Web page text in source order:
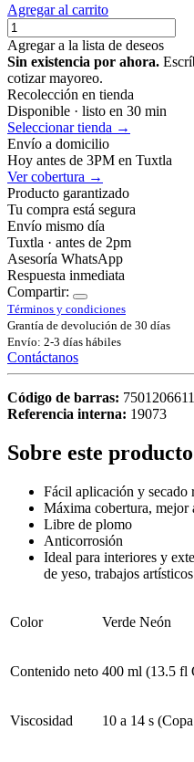
Agregar al carrito
Agregar a la lista de deseos
Sin existencia por ahora.
cotizar mayoreo.
Recolección en tienda
Disponible · listo en 30 min
Seleccionar tienda →
Envío a domicilio
Hoy antes de 3PM en Tuxtla
Ver cobertura →
Producto garantizado
Tu compra está segura
Envío mismo día
Tuxtla · antes de 2pm
Asesoría WhatsApp
Respuesta inmediata
Compartir:
Términos y condiciones
Grantía de devolución de 30 días
Envío: 2-3 días hábiles
Contáctanos
Código de barras:
Referencia interna: 19073
Sobre este producto
Fácil aplicación y secado
Máxima cobertura, mejor
Libre de plomo
Anticorrosión
Ideal para interiores y
de yeso, trabajos
Color Verde Neón
Contenido neto 400 ml (13.5 fl
Viscosidad 10 a 14 s